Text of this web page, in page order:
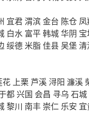
宜君渭滨金台 陈仓
白水 富平韩城华阴
绥德 米脂佳县吴堡 清
花 上栗 芦溪 浔阳 濂溪
都兴国 会昌 寻乌 石城
黎川 南丰 崇仁 乐安